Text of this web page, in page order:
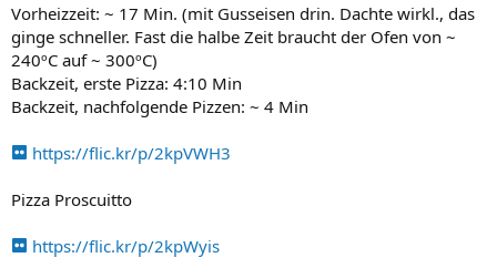
Vorheizzeit: ~ 17 Min. (mit Gusseisen drin. Dachte wirkl., das
ginge schneller. Fast die halbe Zeit braucht der Ofen von ~
240ºC auf ~ 300ºC)
Backzeit, erste Pizza: 4:10 Min
Backzeit, nachfolgende Pizzen: ~ 4 Min
https://flic.kr/p/2kpVWH3
Pizza Proscuitto
https://flic.kr/p/2kpWyis